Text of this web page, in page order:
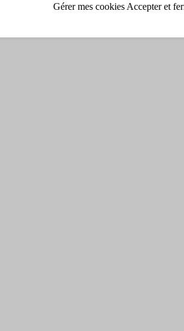
Gérer mes cookies Accepter et